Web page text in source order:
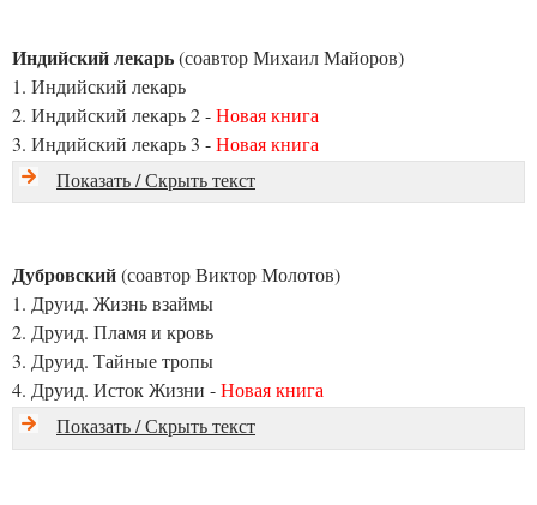
Индийский лекарь(соавтор Михаил Майоров)
1. Индийский лекарь
2. Индийский лекарь 2 -Новая книга
3. Индийский лекарь 3 -Новая книга
Показать / Скрыть текст
Дубровский(соавтор Виктор Молотов)
1. Друид. Жизнь взаймы
2. Друид. Пламя и кровь
3. Друид. Тайные тропы
4. Друид. Исток Жизни -Новая книга
Показать / Скрыть текст